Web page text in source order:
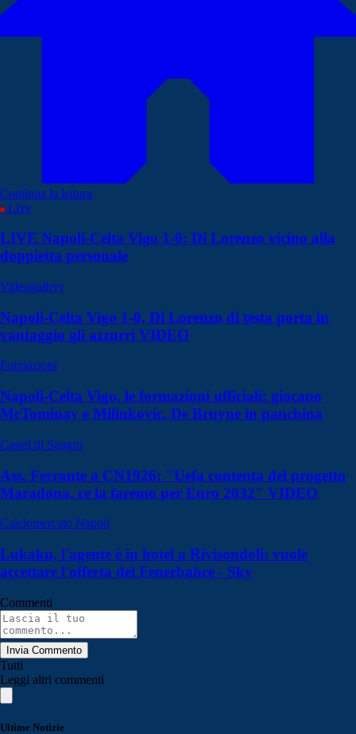
Continua la lettura
Live
LIVE Napoli-Celta Vigo 1-0: Di Lorenzo vicino alla
doppietta personale
Videogallery
Napoli-Celta Vigo 1-0, Di Lorenzo di testa porta in
vantaggio gli azzurri VIDEO
Formazioni
Napoli-Celta Vigo, le formazioni ufficiali: giocano
McTominay e Milinkovic. De Bruyne in panchina
Castel di Sangro
Ass. Ferrante a CN1926: "Uefa contenta del progetto
Maradona, ce la faremo per Euro 2032" VIDEO
Calciomercato Napoli
Lukaku, l'agente è in hotel a Rivisondoli: vuole
accettare l'offerta del Fenerbahce - Sky
Commenti
Invia Commento
Tutti
Leggi altri commenti
Ultime Notizie